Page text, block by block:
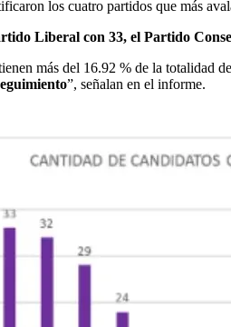
los cuatro partidos que más
Liberal con 33, el Partido
más del 16.92 % de la totalidad
”, señalan en el informe.